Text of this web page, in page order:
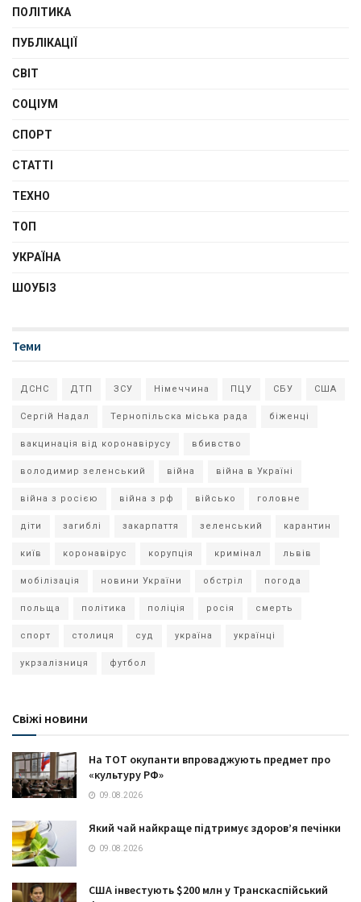
ПОЛІТИКА
ПУБЛІКАЦІЇ
СВІТ
СОЦІУМ
СПОРТ
СТАТТІ
ТЕХНО
ТОП
УКРАЇНА
ШОУБІЗ
Теми
ДСНС ДТП ЗСУ Німеччина ПЦУ СБУ США
Сергій Надал Тернопільска міська рада біженці
вакцинація від коронавірусу вбивство
володимир зеленський війна війна в Україні
війна з росією війна з рф військо головне
діти загиблі закарпаття зеленський карантин
київ коронавірус корупція кримінал львів
мобілізація новини України обстріл погода
польща політика поліція росія смерть
спорт столиця суд україна українці
укрзалізниця футбол
Свіжі новини
На ТОТ окупанти впроваджують предмет про
«культуру РФ»
09.08.2026
Який чай найкраще підтримує здоров’я печінки
09.08.2026
США інвестують $200 млн у Транскаспійський